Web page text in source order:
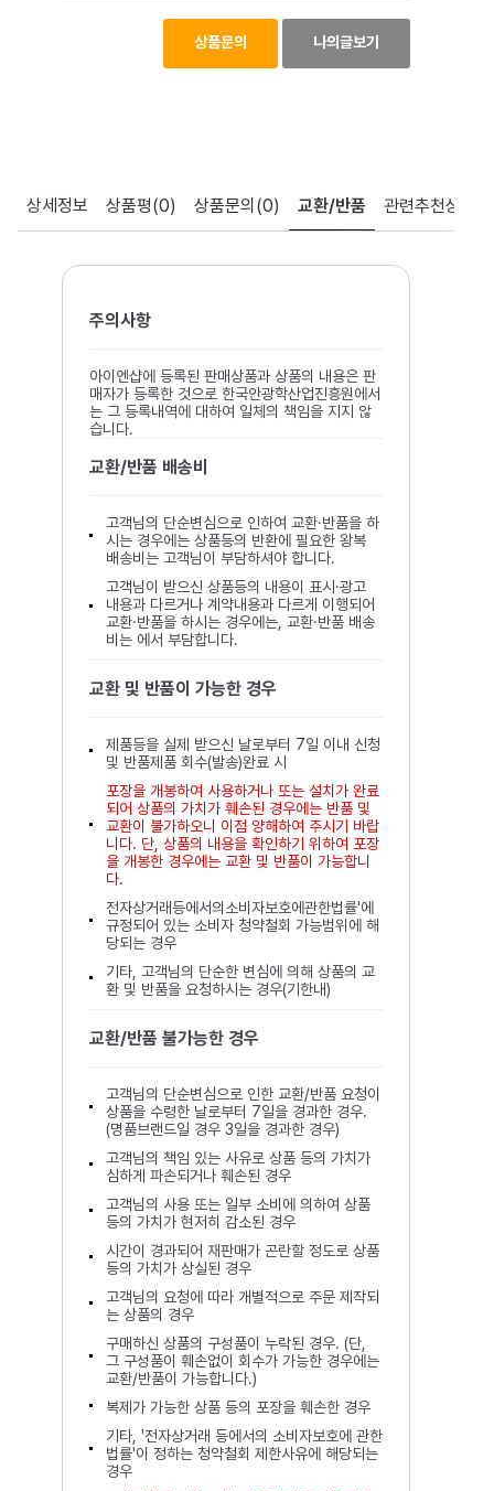
상품문의 나의글보기
상세정보 상품평(0) 상품문의 (0) 교환/반품 관련추천상품
주의사항
아이엔샵에 등록된 판매상품과 상품의 내용은 판
매자가 등록한 것으로 한국안광학산업진흥원에서
는 그 등록내역에 대하여 일체의 책임을 지지 않
습니다.
교환/반품 배송비
고객님의 단순변심으로 인하여 교환·반품을 하
시는 경우에는 상품등의 반환에 필요한 왕복
배송비는 고객님이 부담하셔야 합니다.
고객님이 받으신 상품등의 내용이 표시·광고
내용과 다르거나 계약내용과 다르게 이행되어
교환·반품을 하시는 경우에는, 교환·반품 배송
비는 에서 부담합니다.
교환 및 반품이 가능한 경우
제품등을 실제 받으신 날로부터 7일 이내 신청
및 반품제품 회수(발송)완료 시
포장을 개봉하여 사용하거나 또는 설치가 완료
되어 상품의 가치가 훼손된 경우에는 반품 및
교환이 불가하오니 이점 양해하여 주시기 바랍
니다. 단, 상품의 내용을 확인하기 위하여 포장
을 개봉한 경우에는 교환 및 반품이 가능합니
다.
전자상거래등에서의소비자보호에관한법률'에
규정되어 있는 소비자 청약철회 가능범위에 해
당되는 경우
기타, 고객님의 단순한 변심에 의해 상품의 교
환 및 반품을 요청하시는 경우(기한내)
교환/반품 불가능한 경우
고객님의 단순변심으로 인한 교환/반품 요청이
상품을 수령한 날로부터 7일을 경과한 경우.
(명품브랜드일 경우 3일을 경과한 경우)
고객님의 책임 있는 사유로 상품 등의 가치가
심하게 파손되거나 훼손된 경우
고객님의 사용 또는 일부 소비에 의하여 상품
등의 가치가 현저히 감소된 경우
시간이 경과되어 재판매가 곤란할 정도로 상품
등의 가치가 상실된 경우
고객님의 요청에 따라 개별적으로 주문 제작되
는 상품의 경우
구매하신 상품의 구성품이 누락된 경우. (단,
그 구성품이 훼손없이 회수가 가능한 경우에는
교환/반품이 가능합니다.)
복제가 가능한 상품 등의 포장을 훼손한 경우
기타, '전자상거래 등에서의 소비자보호에 관한
법률'이 정하는 청약철회 제한사유에 해당되는
경우